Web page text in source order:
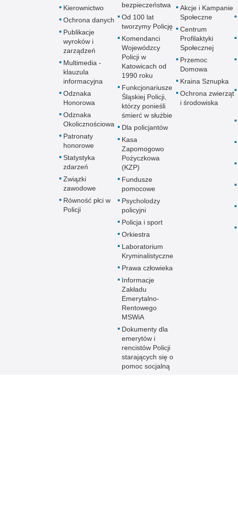
Kierownictwo
Ochrona danych
Publikacje
wyroków i
zarządzeń
Multimedia -
klauzula
informacyjna
Odznaka
Honorowa
Odznaka
Okolicznościowa
Patronaty
honorowe
Statystyka
zdarzeń
Związki
zawodowe
Równość płci w
Policji
bezpieczeństwa
Od 100 lat
tworzymy Policję
Komendanci
Wojewódzcy
Policji w
Katowicach od
1990 roku
Funkcjonariusze
Śląskiej Policji,
którzy ponieśli
śmierć w służbie
Dla policjantów
Kasa
Zapomogowo
Pożyczkowa
(KZP)
Fundusze
pomocowe
Psycholodzy
policyjni
Policja i sport
Orkiestra
Laboratorium
Kryminalistyczne
Prawa człowieka
Informacje
Zakładu
Emerytalno-
Rentowego
MSWiA
Dokumenty dla
emerytów i
rencistów Policji
starających się o
pomoc socjalną
Akcje i Kampanie
Społeczne
Centrum
Profilaktyki
Społecznej
Przemoc
Domowa
Kraina Sznupka
Ochrona zwierząt
i środowiska